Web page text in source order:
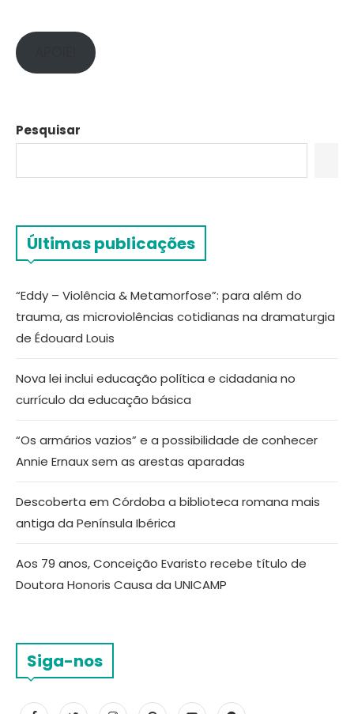
Pesquisar
Últimas publicações
“Eddy – Violência & Metamorfose”: para além do
trauma, as microviolências cotidianas na dramaturgia
de Édouard Louis
Nova lei inclui educação política e cidadania no
currículo da educação básica
“Os armários vazios” e a possibilidade de conhecer
Annie Ernaux sem as arestas aparadas
Descoberta em Córdoba a biblioteca romana mais
antiga da Península Ibérica
Aos 79 anos, Conceição Evaristo recebe título de
Doutora Honoris Causa da UNICAMP
Siga-nos